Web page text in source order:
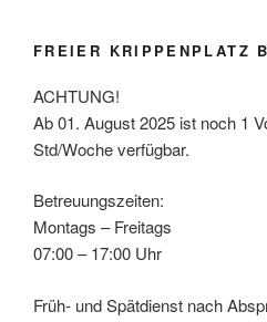
FREIER KRIPPENPLATZ
ACHTUNG!
Ab 01. August 2025 ist noch 1
Std/Woche verfügbar.
Betreuungszeiten:
Montags – Freitags
07:00 – 17:00 Uhr
Früh- und Spätdienst nach